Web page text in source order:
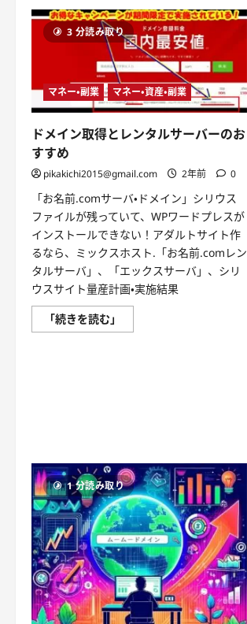
い
て
さ
ら
に
読
む
3 分読み取り
マネー・副業 マネー・資産・副業
ドメイン取得とレンタルサーバーのお
すすめ
pikakichi2015@gmail.com 2年前 0
「お名前.comサーバ・ドメイン」シリウス
ファイルが残っていて、WPワードプレスが
インストールできない！アダルトサイト作
るなら、ミックスホスト.「お名前.comレン
タルサーバ」、「エックスサーバ」、シリ
ウスサイト量産計画・実施結果
「続きを読む」
メ
バ
ー
の
お
す
す
め
に
つ
い
て
さ
ら
に
読
1 分読み取り